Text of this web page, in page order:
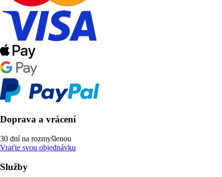
Doprava a vrácení
30 dní na rozmyšlenou
Vraťte svou objednávku
Služby